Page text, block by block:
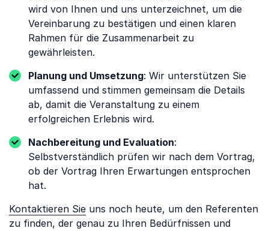
wird von Ihnen und uns unterzeichnet, um die
Vereinbarung zu bestätigen und einen klaren
Rahmen für die Zusammenarbeit zu
gewährleisten.
Planung und Umsetzung: Wir unterstützen Sie
umfassend und stimmen gemeinsam die Details
ab, damit die Veranstaltung zu einem
erfolgreichen Erlebnis wird.
Nachbereitung und Evaluation:
Selbstverständlich prüfen wir nach dem Vortrag,
ob der Vortrag Ihren Erwartungen entsprochen
hat.
Kontaktieren Sie uns noch heute, um den Referenten
zu finden, der genau zu Ihren Bedürfnissen und